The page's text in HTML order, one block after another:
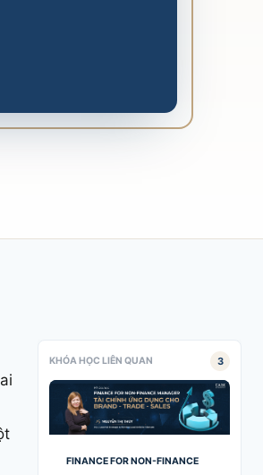
KHÓA HỌC LIÊN QUAN 3
FINANCE FOR NON-FINANCE